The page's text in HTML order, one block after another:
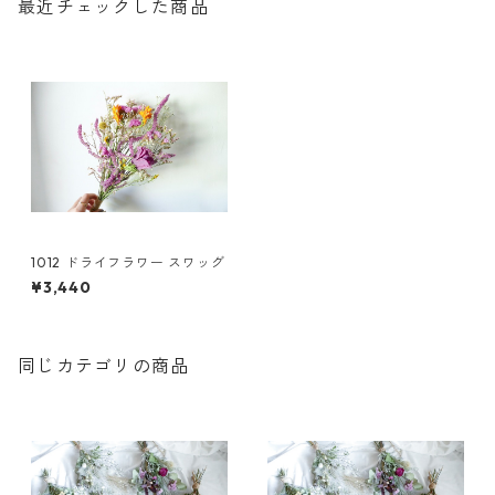
最近チェックした商品
1012 ドライフラワー スワッグ
¥3,440
同じカテゴリの商品